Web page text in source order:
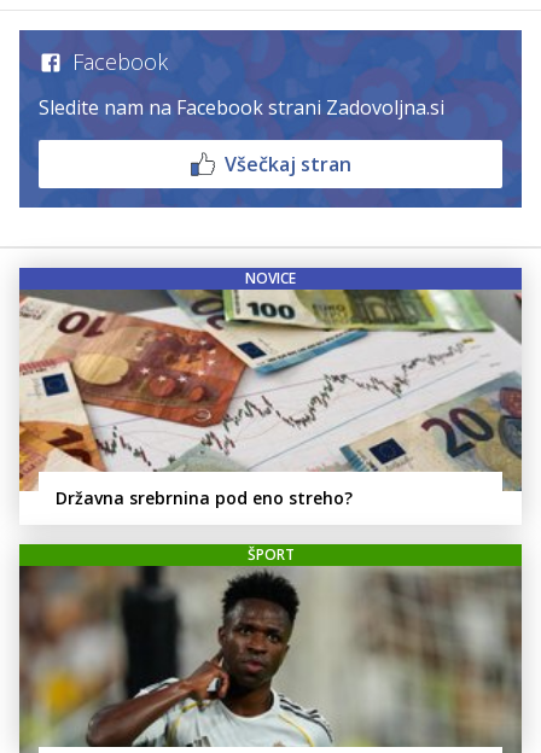
Facebook
Sledite nam na Facebook strani Zadovoljna.si
Všečkaj stran
NOVICE
Državna srebrnina pod eno streho?
ŠPORT